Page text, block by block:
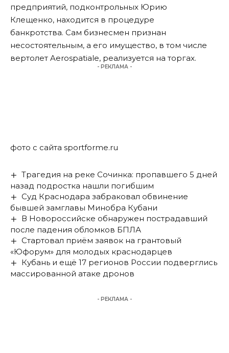
предприятий, подконтрольных Юрию
Клещенко, находится в процедуре
банкротства. Сам бизнесмен признан
несостоятельным, а его имущество, в том числе
вертолет Aerospatiale, реализуется на торгах.
- РЕКЛАМА -
фото с сайта sportforme.ru
Трагедия на реке Сочинка: пропавшего 5 дней
назад подростка нашли погибшим
Суд Краснодара забраковал обвинение
бывшей замглавы Минобра Кубани
В Новороссийске обнаружен пострадавший
после падения обломков БПЛА
Стартовал приём заявок на грантовый
«Юфорум» для молодых краснодарцев
Кубань и ещё 17 регионов России подверглись
массированной атаке дронов
- РЕКЛАМА -